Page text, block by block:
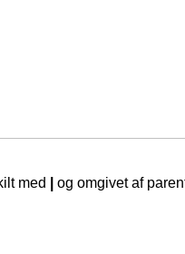
med
og omgivet af